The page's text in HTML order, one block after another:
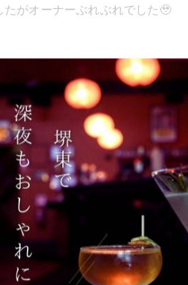
がオーナーぶれぶれでした🥹